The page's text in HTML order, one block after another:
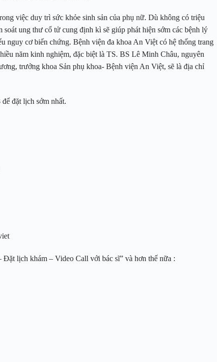
việc duy trì sức khỏe sinh sản của phụ nữ. Dù không có triệu
ung thư cổ tử cung định kì sẽ giúp phát hiện sớm các bệnh lý
nguy cơ biến chứng. Bệnh viện đa khoa An Việt có hệ thống trang
năm kinh nghiệm, đặc biệt là TS. BS Lê Minh Châu, nguyên
trưởng khoa Sản phụ khoa- Bệnh viện An Việt, sẽ là địa chỉ
đặt lịch sớm nhất.
lịch khám – Video Call với bác sĩ” và hơn thế nữa :